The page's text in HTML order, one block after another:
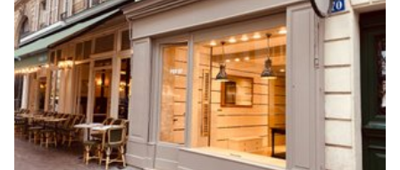
Magazzino
Parcheggio privato
Piano terra
Raw
Riscaldamento
Sistema di sicurezza